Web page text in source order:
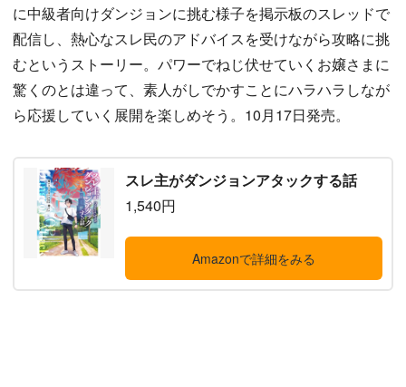
に中級者向けダンジョンに挑む様子を掲示板のスレッドで
配信し、熱心なスレ民のアドバイスを受けながら攻略に挑
むというストーリー。パワーでねじ伏せていくお嬢さまに
驚くのとは違って、素人がしでかすことにハラハラしなが
ら応援していく展開を楽しめそう。10月17日発売。
スレ主がダンジョンアタックする話
1,540円
Amazonで詳細をみる